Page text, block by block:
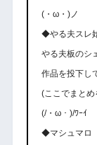
(・ω・)ノ
◆やる夫スレ
やる夫板のシ
作品を投下し
(ここでまと
(/・ω・)/ﾜｰｲ
◆マシュマロ